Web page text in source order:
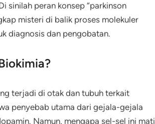
sinilah peran konsep “parkinson
misteri di balik proses molekuler
diagnosis dan pengobatan.
terjadi di otak dan tubuh terkait
penyebab utama dari gejala-gejala
Namun, mengapa sel-sel ini mati